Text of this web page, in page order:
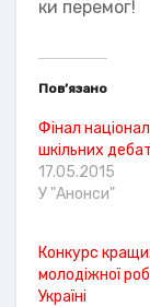
ки перемог!
Пов’язано
Фінал
шкільних
17.05.2015
У "Анонси"
Конкурс
молодіжної
Україні